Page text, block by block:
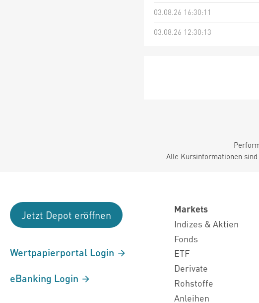
03.08.26 16:30:11
03.08.26 12:30:13
Alle Kursinformationen
Jetzt Depot eröffnen
Wertpapierportal Login
eBanking Login
Markets
Indizes & Aktien
Fonds
ETF
Derivate
Rohstoffe
Anleihen